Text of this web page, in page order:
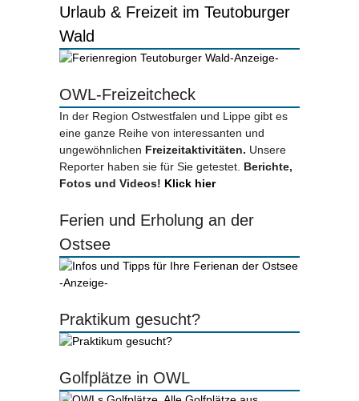
Urlaub & Freizeit im Teutoburger
Wald
-Anzeige-
OWL-Freizeitcheck
In der Region Ostwestfalen und Lippe gibt es
eine ganze Reihe von interessanten und
ungewöhnlichen Freizeitaktivitäten. Unsere
Reporter haben sie für Sie getestet. Berichte,
Fotos und Videos! Klick hier
Ferien und Erholung an der
Ostsee
-Anzeige-
Praktikum gesucht?
Golfplätze in OWL